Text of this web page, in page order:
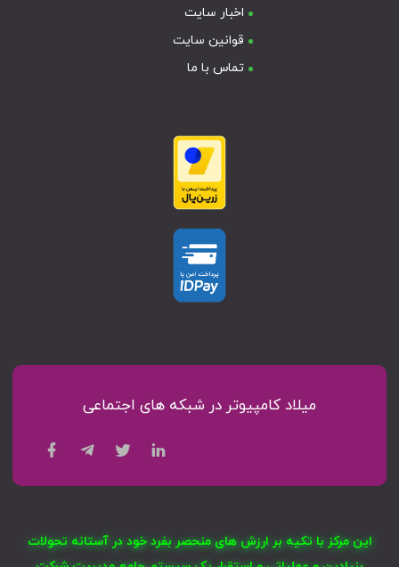
اخبار سایت
قوانین سایت
تماس با ما
میلاد کامپیوتر در شبکه های اجتماعی
این مرکز با تکیه بر ارزش های منحصر بفرد خود در آستانه تحولات